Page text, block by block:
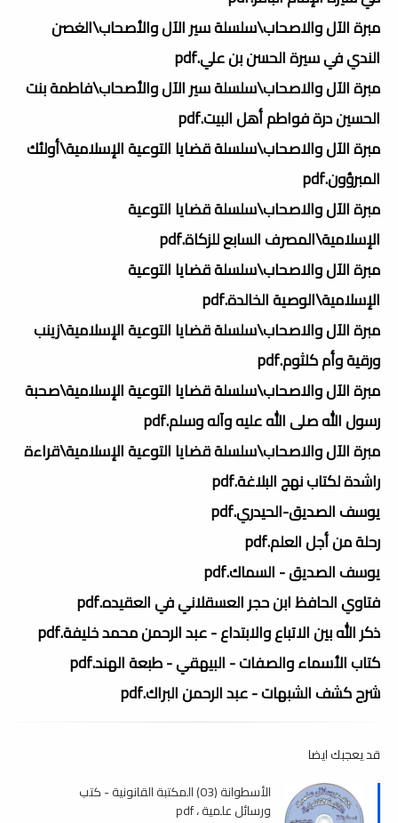
مبرة الآل والاصحاب\سلسلة سير الآل والأصحاب\الغصن
الندي في سيرة الحسن بن علي.pdf
مبرة الآل والاصحاب\سلسلة سير الآل والأصحاب\فاطمة بنت
الحسين درة فواطم أهل البيت.pdf
مبرة الآل والاصحاب\سلسلة قضايا التوعية الإسلامية\أولئك
المبرؤون.pdf
مبرة الآل والاصحاب\سلسلة قضايا التوعية
الإسلامية\المصرف السابع للزكاة.pdf
مبرة الآل والاصحاب\سلسلة قضايا التوعية
الإسلامية\الوصية الخالدة.pdf
مبرة الآل والاصحاب\سلسلة قضايا التوعية الإسلامية\زينب
ورقية وأم كلثوم.pdf
مبرة الآل والاصحاب\سلسلة قضايا التوعية الإسلامية\صحبة
رسول الله صلى الله عليه وآله وسلم.pdf
مبرة الآل والاصحاب\سلسلة قضايا التوعية الإسلامية\قراءة
راشدة لكتاب نهج البلاغة.pdf
يوسف الصديق-الحيدري.pdf
رحلة من أجل العلم.pdf
يوسف الصديق - السماك.pdf
فتاوي الحافظ ابن حجر العسقلاني في العقيده.pdf
ذكر الله بين الاتباع والابتداع - عبد الرحمن محمد خليفة.pdf
كتاب الأسماء والصفات - البيهقي - طبعة الهند.pdf
شرح كشف الشبهات - عبد الرحمن البراك.pdf
قد يعجبك ايضا
الأسطوانة (03) المكتبة القانونية - كتب
ورسائل علمية ، pdf